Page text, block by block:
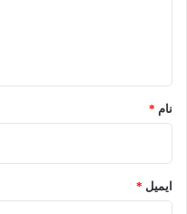
نام *
ایمیل *